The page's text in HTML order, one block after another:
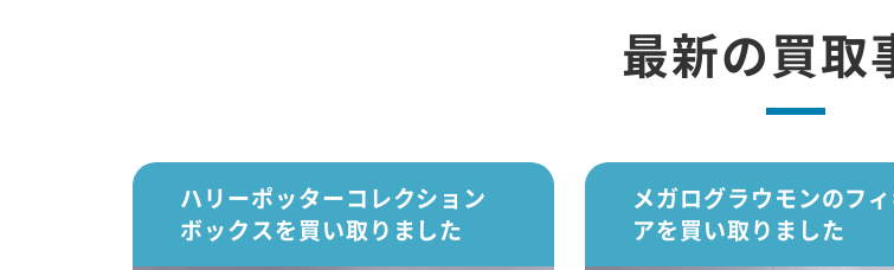
最新の買取
ハリーポッターコレクション
ボックスを買い取りました
メガログラウモンのフ
アを買い取りました